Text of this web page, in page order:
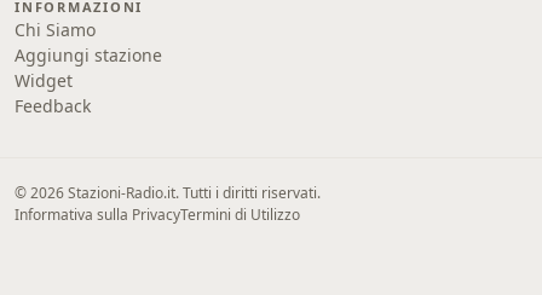
INFORMAZIONI
Chi Siamo
Aggiungi stazione
Widget
Feedback
© 2026 Stazioni-Radio.it. Tutti i diritti riservati.
Informativa sulla PrivacyTermini di Utilizzo